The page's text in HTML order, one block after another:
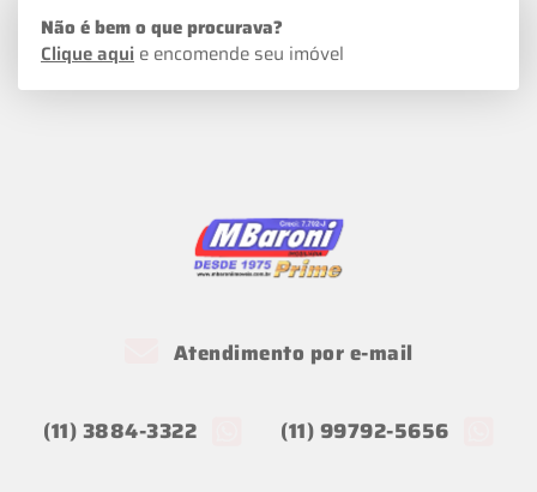
Não é bem o que procurava?
Clique aqui e encomende seu imóvel
Atendimento por e-mail
(11) 3884-3322 (11) 99792-5656